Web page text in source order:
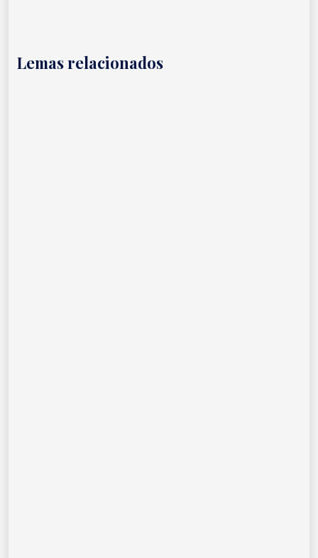
Lemas relacionados